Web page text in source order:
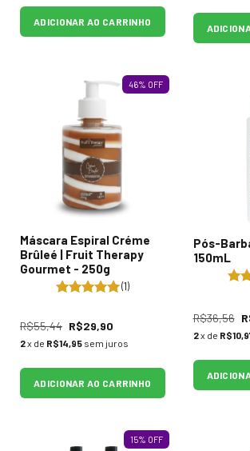
ADICIONAR AO CARRINHO
46% OFF
Máscara Espiral Créme
Brûleé | Fruit Therapy
Gourmet - 250g
(1)
R$55,44 R$29,90
2x de R$14,95 sem juros
ADICIONAR AO CARRINHO
Pós-
150mL
R$36,56
2x de
15% OFF